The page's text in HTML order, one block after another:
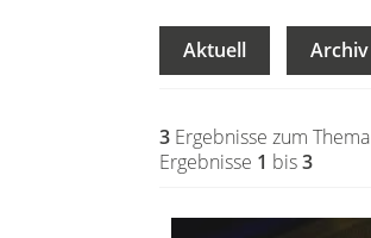
Aktuell Archiv
3 Ergebnisse zum Thema
Ergebnisse 1 bis3